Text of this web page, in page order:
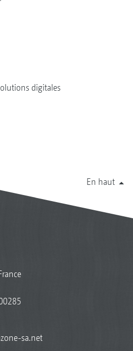
digitales
En haut
sa.net